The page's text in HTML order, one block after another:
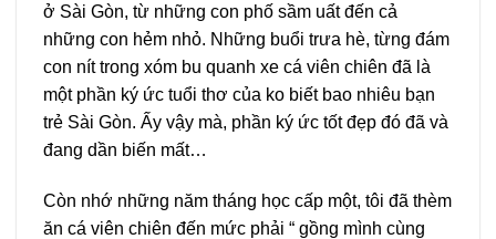
ở Sài Gòn, từ những con phố sầm uất đến cả
những con hẻm nhỏ. Những buổi trưa hè, từng đám
con nít trong xóm bu quanh xe cá viên chiên đã là
một phần ký ức tuổi thơ của ko biết bao nhiêu bạn
trẻ Sài Gòn. Ấy vậy mà, phần ký ức tốt đẹp đó đã và
đang dần biến mất…
Còn nhớ những năm tháng học cấp một, tôi đã thèm
ăn cá viên chiên đến mức phải “ gồng mình cùng